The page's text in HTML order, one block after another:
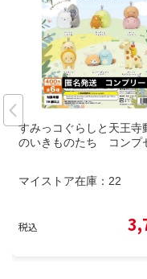
すみっコぐらしと天王寺
のいきものたち コンプ
マイストア在庫： 22
税込